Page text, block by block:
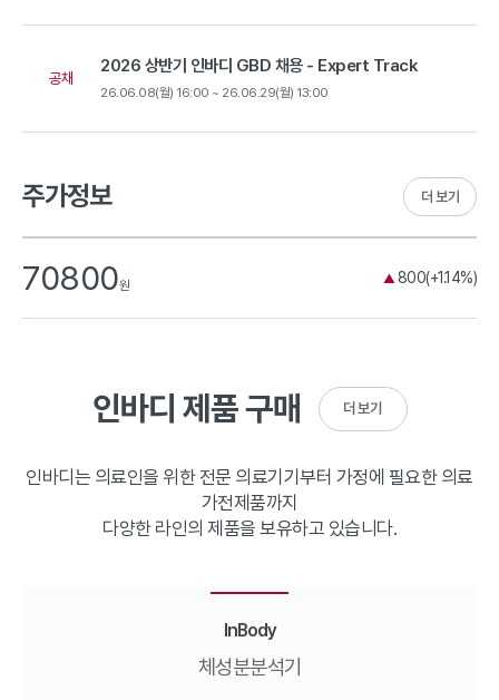
공채
2026 상반기 인바디 GBD 채용 - Expert Track
26.06.08(월) 16:00 ~ 26.06.29(월) 13:00
주가정보
70800원 ▲800(+1.14%)
더 보기
인바디 제품 구매 더 보기
인바디는 의료인을 위한 전문 의료기기부터 가정에 필요한 의료
가전제품까지
다양한 라인의 제품을 보유하고 있습니다.
InBody
체성분분석기